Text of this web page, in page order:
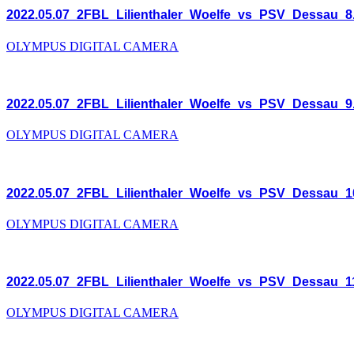
OLYMPUS DIGITAL CAMERA
OLYMPUS DIGITAL CAMERA
OLYMPUS DIGITAL CAMERA
OLYMPUS DIGITAL CAMERA